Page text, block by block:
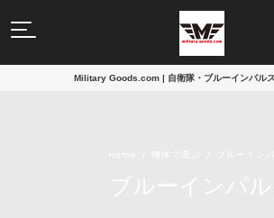
Military Goods.com | 自衛隊・ブルーインパル